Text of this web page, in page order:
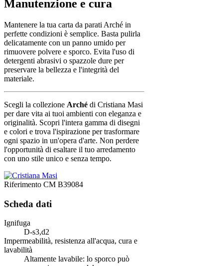
Manutenzione e cura
Mantenere la tua carta da parati Arché in
perfette condizioni è semplice. Basta pulirla
delicatamente con un panno umido per
rimuovere polvere e sporco. Evita l'uso di
detergenti abrasivi o spazzole dure per
preservare la bellezza e l'integrità del
materiale.
Scegli la collezione Arché di Cristiana Masi
per dare vita ai tuoi ambienti con eleganza e
originalità. Scopri l'intera gamma di disegni
e colori e trova l'ispirazione per trasformare
ogni spazio in un'opera d'arte. Non perdere
l'opportunità di esaltare il tuo arredamento
con uno stile unico e senza tempo.
Riferimento CM B39084
Scheda dati
Ignifuga
D-s3,d2
Impermeabilità, resistenza all'acqua, cura e
lavabilità
Altamente lavabile: lo sporco può